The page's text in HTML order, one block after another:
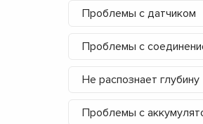
Проблемы с датчиком
Проблемы с
Не распознает глубину
Проблемы с